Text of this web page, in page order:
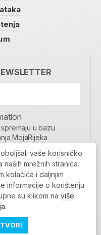
u bazu
MojaRijeka
vrh
vaše korisničko
mrežnih stranica.
kolačića i daljnjim
informacije o korištenju
su klikom na više
.